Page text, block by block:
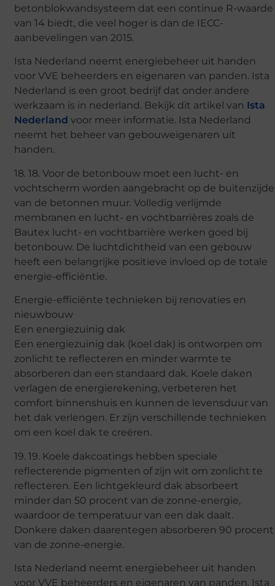
betonblokwandsysteem dat een continue R-waarde
van 14 biedt, die veel hoger is dan de IECC-
aanbevelingen van 2015.
Ista Nederland neemt energiebeheer uit handen
voor VVE beheerders en eigenaren van panden. Ista
Nederland is een groot bedrijf dat onder andere
werkzaam is in nederland. Bekijk dit artikel van Ista
Nederland voor meer informatie. Ista Nederland
neemt het beheer van gebouweigenaren uit
handen.
18. 18. Voor de betonbouw moet een lucht- en
vochtscherm worden aangebracht op de buitenzijde
van de betonnen muur. Volledig verlijmde
membranen en lucht- en vochtbarrières zoals de
Bautex lucht- en vochtbarrière werken goed bij
betonbouw. De luchtdichtheid van een gebouw
heeft een belangrijke positieve invloed op de totale
energie-efficiëntie.
Energie-efficiënte technieken bij renovaties en
nieuwbouw
Een energiezuinig dak
Een energiezuinig dak (koel dak) is ontworpen om
zonlicht te reflecteren en minder warmte te
absorberen dan een standaard dak. Koele daken
verlagen de energierekening, verbeteren het
comfort binnenshuis en kunnen de levensduur van
het dak verlengen. Er zijn verschillende technieken
om een koel dak te creëren.
19. 19. Koele dakcoatings hebben speciale
reflecterende pigmenten of zijn wit om zonlicht te
reflecteren. Een lichtgekleurd dak absorbeert
minder dan 50 procent van de zonne-energie,
waardoor de temperatuur van een dak daalt.
Donkere daken daarentegen absorberen 90 procent
van de zonne-energie.
Ista Nederland neemt energiebeheer uit handen
voor VVE beheerders en eigenaren van panden. Ista